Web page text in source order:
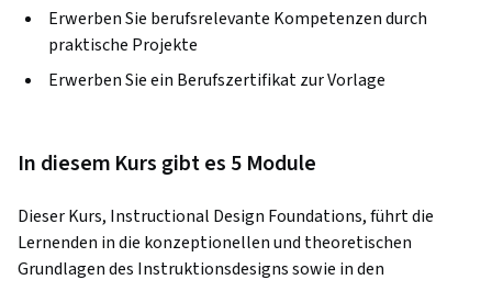
Erwerben Sie berufsrelevante Kompetenzen durch
praktische Projekte
Erwerben Sie ein Berufszertifikat zur Vorlage
In diesem Kurs gibt es 5 Module
Dieser Kurs, Instructional Design Foundations, führt die
Lernenden in die konzeptionellen und theoretischen
Grundlagen des Instruktionsdesigns sowie in den